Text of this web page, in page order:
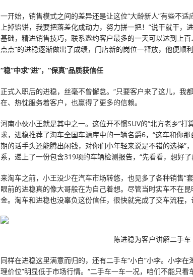
一开始，销售模式之间的差异还是让这位“大龄新人”有些不
上掉馅饼，我要把落差化成动力，努力拼一把！”说干就干，
基础，精进销售技巧，联系邀约客户最多的一天可以达到上
点点”的进稳逐渐做出了成绩，门店新的岗位一释放，他便顺利
“稳”中求“进”，“保真”品质获信任
正式入职后的进稳，丝毫不曾懈怠。“只要客户来了这儿，我
在、热忱服务着客户，也赢得了更多的信赖。
河南小伙小王就是其中之一。这位开不惯SUV的“北方老乡”
求，进稳推荐了淘车全国车源库中的一辆名爵6，“这车和你
期的话手头还能腾出闲钱，对你们小年轻来说是不错的选择”
系，递上了一份包含319项的车辆检测报告，“先看看，想好了
来淘车之前，小王没少在汽车市场转悠，也见多了各种销售“
眼前的进稳真的像大哥般在为自己着想。尽管当时实车不在
金。淘车和进稳也没辜负这份信任，很快就完成了交车流程，
陈进稳为客户讲解二手车
同样在进稳这里满意而归的，还有二手车“小白”小李。小李
理价位”明显低于市场行情。“二手车一车一况，咱们不能只